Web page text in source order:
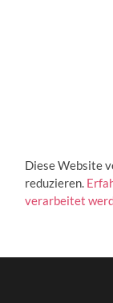
Diese Website
reduzieren.
verarbeitet